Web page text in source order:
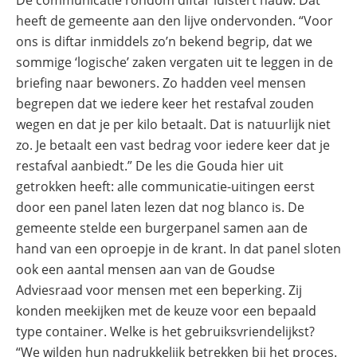
heeft de gemeente aan den lijve ondervonden. “Voor
ons is diftar inmiddels zo’n bekend begrip, dat we
sommige ‘logische’ zaken vergaten uit te leggen in de
briefing naar bewoners. Zo hadden veel mensen
begrepen dat we iedere keer het restafval zouden
wegen en dat je per kilo betaalt. Dat is natuurlijk niet
zo. Je betaalt een vast bedrag voor iedere keer dat je
restafval aanbiedt.” De les die Gouda hier uit
getrokken heeft: alle communicatie-uitingen eerst
door een panel laten lezen dat nog blanco is. De
gemeente stelde een burgerpanel samen aan de
hand van een oproepje in de krant. In dat panel sloten
ook een aantal mensen aan van de Goudse
Adviesraad voor mensen met een beperking. Zij
konden meekijken met de keuze voor een bepaald
type container. Welke is het gebruiksvriendelijkst?
“We wilden hun nadrukkelijk betrekken bij het proces.